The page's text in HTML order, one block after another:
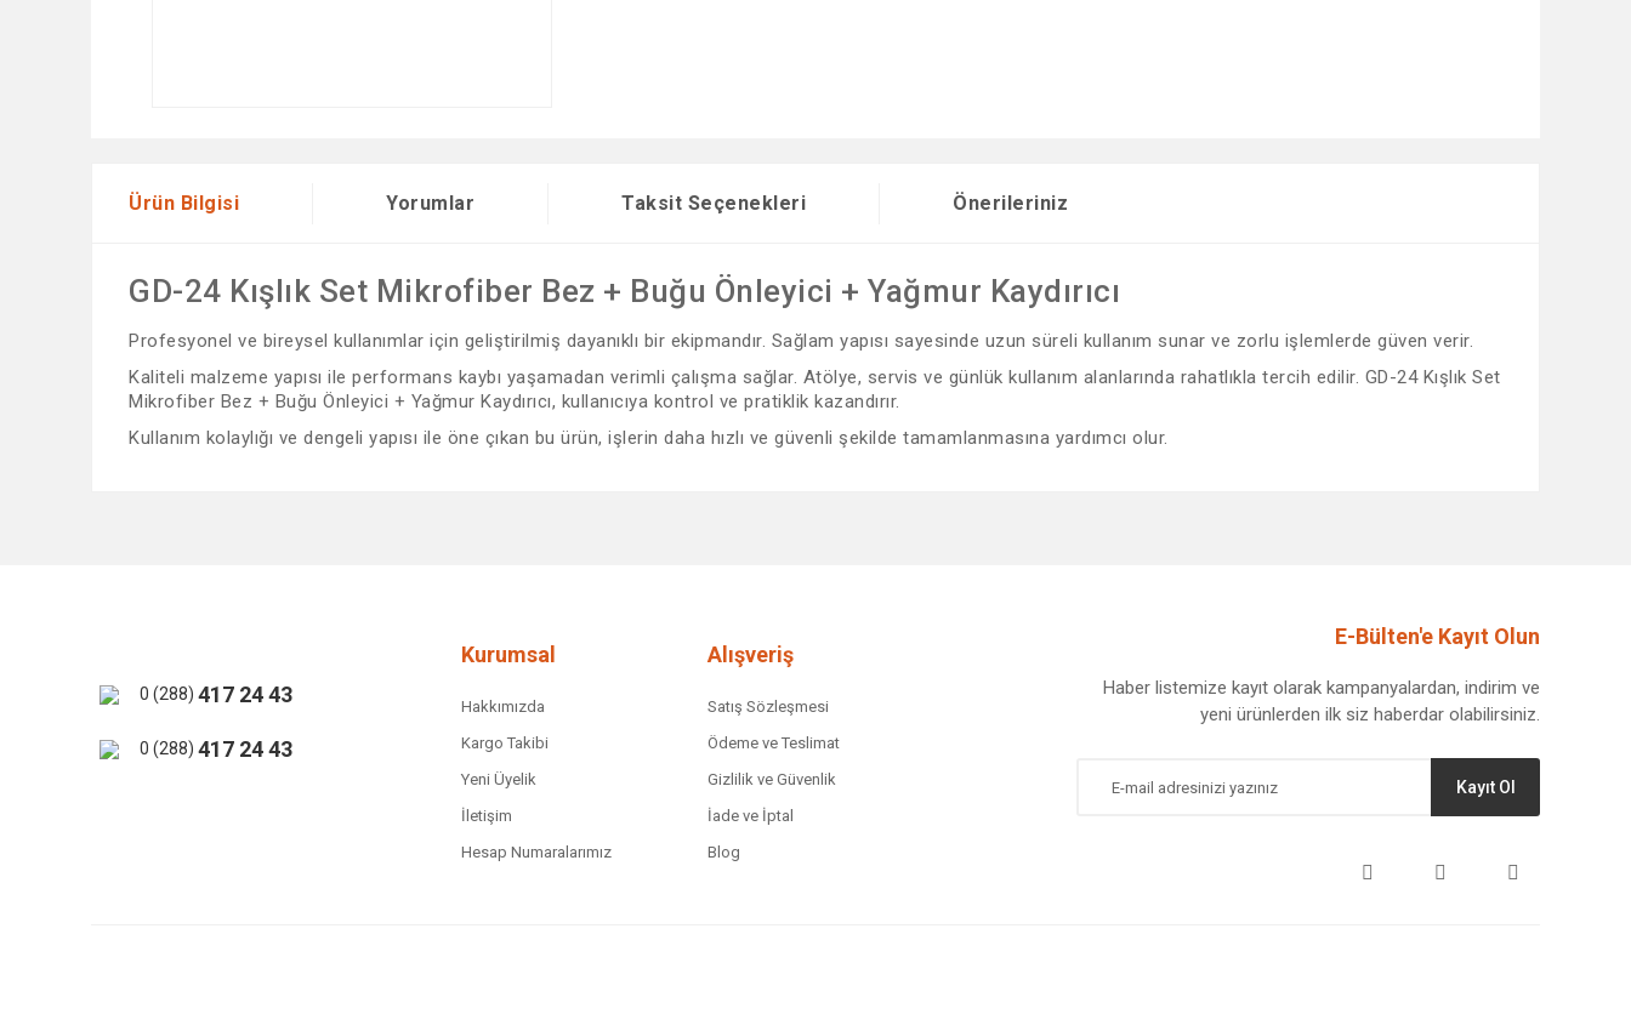
Ürün Bilgisi Yorumlar Taksit Seçenekleri Önerileriniz
GD-24 Kışlık Set Mikrofiber Bez + Buğu Önleyici + Yağmur Kaydırıcı
Profesyonel ve bireysel kullanımlar için geliştirilmiş dayanıklı bir ekipmandır. Sağlam yapısı sayesinde uzun süreli kullanım sunar ve zorlu işlemlerde güven verir.
Kaliteli malzeme yapısı ile performans kaybı yaşamadan verimli çalışma sağlar. Atölye, servis ve günlük kullanım alanlarında rahatlıkla tercih edilir. GD-24 Kışlık Set
Mikrofiber Bez + Buğu Önleyici + Yağmur Kaydırıcı, kullanıcıya kontrol ve pratiklik kazandırır.
Kullanım kolaylığı ve dengeli yapısı ile öne çıkan bu ürün, işlerin daha hızlı ve güvenli şekilde tamamlanmasına yardımcı olur.
Bu ürüne benzer farklı alternatifler olmalı.
0 (288) 417 24 43
0 (288) 417 24 43
Kurumsal
Hakkımızda
Kargo Takibi
Yeni Üyelik
İletişim
Hesap Numaralarımız
Alışveriş
Satış Sözleşmesi
Ödeme ve Teslimat
Gizlilik ve Güvenlik
İade ve İptal
Blog
E-Bülten'e Kayıt Olun
Haber listemize kayıt olarak kampanyalardan, indirim ve
yeni ürünlerden ilk siz haberdar olabilirsiniz.
Kayıt Ol